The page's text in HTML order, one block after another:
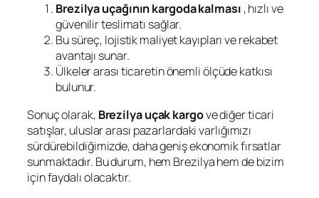
Brezilya uçağının kargoda kalması , hızlı ve
güvenilir teslimatı sağlar.
Bu süreç, lojistik maliyet kayıpları ve rekabet
avantajı sunar.
Ülkeler arası ticaretin önemli ölçüde katkısı
bulunur.
Sonuç olarak, Brezilya uçak kargove diğer ticari
satışlar, uluslar arası pazarlardaki varlığımızı
sürdürebildiğimizde, daha geniş ekonomik fırsatlar
sunmaktadır. Bu durum, hem Brezilya hem de bizim
için faydalı olacaktır.